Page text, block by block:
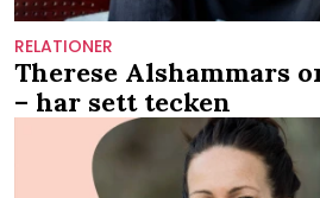
RELATIONER
Therese Alshammars
– har sett tecken